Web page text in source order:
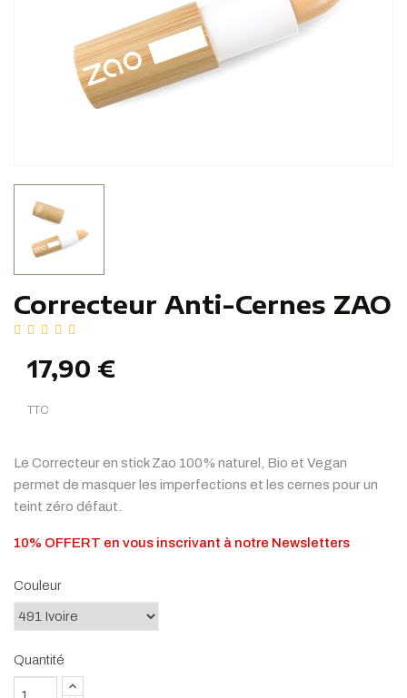
Correcteur Anti-Cernes ZAO
17,90 €
TTC
Le Correcteur en stick Zao 100% naturel, Bio et Vegan
permet de masquer les imperfections et les cernes pour un
teint zéro défaut.
10% OFFERT en vous inscrivant à notre Newsletters
Couleur
Quantité